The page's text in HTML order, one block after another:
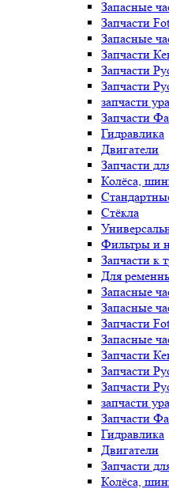
Запасные
Запчасти
Запасные
Запчасти
Запчасти
Запчасти
запчасти
Запчасти
Гидравлика
Двигатели
Запчасти
Колёса,
Стёкла
Фильтры и
Запчасти к
Для
Запасные
Запасные
Запчасти
Запасные
Запчасти
Запчасти
Запчасти
запчасти
Запчасти
Гидравлика
Двигатели
Запчасти
Колёса,